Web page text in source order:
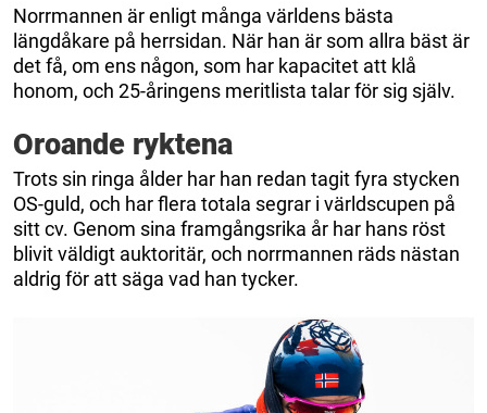
Norrmannen är enligt många världens bästa
längdåkare på herrsidan. När han är som allra bäst är
det få, om ens någon, som har kapacitet att klå
honom, och 25-åringens meritlista talar för sig själv.
Oroande ryktena
Trots sin ringa ålder har han redan tagit fyra stycken
OS-guld, och har flera totala segrar i världscupen på
sitt cv. Genom sina framgångsrika år har hans röst
blivit väldigt auktoritär, och norrmannen räds nästan
aldrig för att säga vad han tycker.